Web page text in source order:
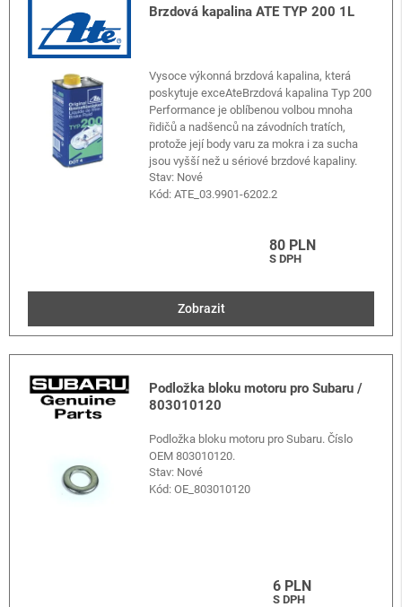
Brzdová kapalina ATE TYP 200 1L
Vysoce výkonná brzdová kapalina, která
poskytuje exceAteBrzdová kapalina Typ 200
Performance je oblíbenou volbou mnoha
řidičů a nadšenců na závodních tratích,
protože její body varu za mokra i za sucha
jsou vyšší než u sériové brzdové kapaliny.
Stav: Nové
Kód:ATE_03.9901-6202.2
80 PLN
S DPH
Zobrazit
Podložka bloku motoru pro Subaru /
803010120
Podložka bloku motoru pro Subaru. Číslo
OEM 803010120.
Stav: Nové
Kód:OE_803010120
6 PLN
S DPH